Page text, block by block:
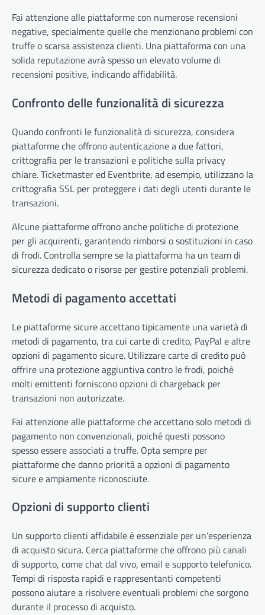
Fai attenzione alle piattaforme con numerose recensioni
negative, specialmente quelle che menzionano problemi con
truffe o scarsa assistenza clienti. Una piattaforma con una
solida reputazione avrà spesso un elevato volume di
recensioni positive, indicando affidabilità.
Confronto delle funzionalità di sicurezza
Quando confronti le funzionalità di sicurezza, considera
piattaforme che offrono autenticazione a due fattori,
crittografia per le transazioni e politiche sulla privacy
chiare. Ticketmaster ed Eventbrite, ad esempio, utilizzano la
crittografia SSL per proteggere i dati degli utenti durante le
transazioni.
Alcune piattaforme offrono anche politiche di protezione
per gli acquirenti, garantendo rimborsi o sostituzioni in caso
di frodi. Controlla sempre se la piattaforma ha un team di
sicurezza dedicato o risorse per gestire potenziali problemi.
Metodi di pagamento accettati
Le piattaforme sicure accettano tipicamente una varietà di
metodi di pagamento, tra cui carte di credito, PayPal e altre
opzioni di pagamento sicure. Utilizzare carte di credito può
offrire una protezione aggiuntiva contro le frodi, poiché
molti emittenti forniscono opzioni di chargeback per
transazioni non autorizzate.
Fai attenzione alle piattaforme che accettano solo metodi di
pagamento non convenzionali, poiché questi possono
spesso essere associati a truffe. Opta sempre per
piattaforme che danno priorità a opzioni di pagamento
sicure e ampiamente riconosciute.
Opzioni di supporto clienti
Un supporto clienti affidabile è essenziale per un’esperienza
di acquisto sicura. Cerca piattaforme che offrono più canali
di supporto, come chat dal vivo, email e supporto telefonico.
Tempi di risposta rapidi e rappresentanti competenti
possono aiutare a risolvere eventuali problemi che sorgono
durante il processo di acquisto.